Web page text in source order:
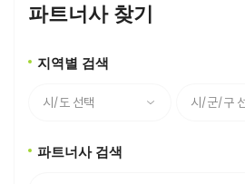
파트너사 찾기
지역별 검색
파트너사 검색